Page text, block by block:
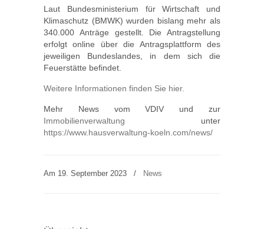
Laut Bundesministerium für Wirtschaft und
Klimaschutz (BMWK) wurden bislang mehr als
340.000 Anträge gestellt. Die Antragstellung
erfolgt online über die Antragsplattform des
jeweiligen Bundeslandes, in dem sich die
Feuerstätte befindet.
Weitere Informationen finden Sie hier.
Mehr News vom VDIV und zur
Immobilienverwaltung unter
https://www.hausverwaltung-koeln.com/news/
Am 19. September 2023 / News